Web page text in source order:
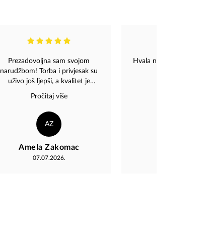
Prezadovoljna sam svojom
narudžbom! Torba i privjesak su
uživo još ljepši, a kvalitet je
opravdao sva očekivanja. Sve
preporuke za Magazu! ❤️"
Pročitaj više
AZ
Amela Zakomac
07.07.2026.
Hvala na ljubaznosti i